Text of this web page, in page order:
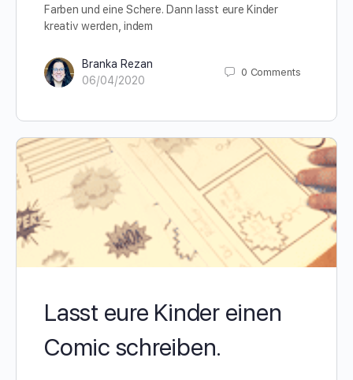
Farben und eine Schere. Dann lasst eure Kinder
kreativ werden, indem
Branka Rezan
06/04/2020
0 Comments
Lasst eure Kinder einen
Comic schreiben.